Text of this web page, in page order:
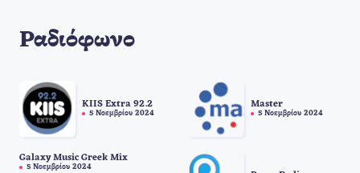
Ραδιόφωνο
KIIS Extra 92.2
5 Νοεμβρίου 2024
Master
5 Νοεμβρίου 2024
Galaxy Music Greek Mix
5 Νοεμβρίου 2024